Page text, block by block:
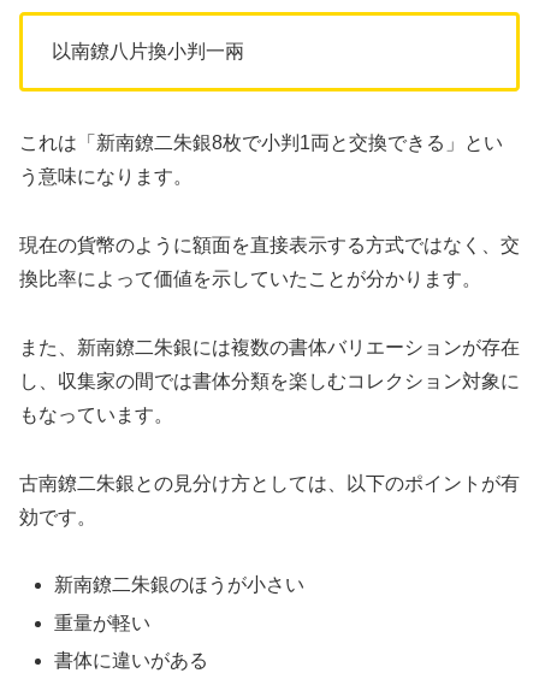
以南鐐八片換小判一兩
これは「新南鐐二朱銀8枚で小判1両と交換できる」とい
う意味になります。
現在の貨幣のように額面を直接表示する方式ではなく、交
換比率によって価値を示していたことが分かります。
また、新南鐐二朱銀には複数の書体バリエーションが存在
し、収集家の間では書体分類を楽しむコレクション対象に
もなっています。
古南鐐二朱銀との見分け方としては、以下のポイントが有
効です。
新南鐐二朱銀のほうが小さい
重量が軽い
書体に違いがある